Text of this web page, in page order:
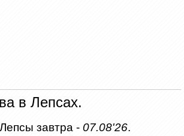
в Лепсах.
завтра - 07.08'26.